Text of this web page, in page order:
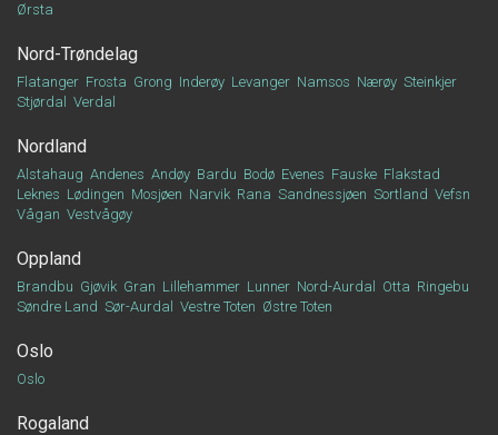
Ørsta
Nord-Trøndelag
Flatanger Frosta Grong Inderøy Levanger Namsos Nærøy Steinkjer
Stjørdal
Verdal
Nordland
Alstahaug Andenes Andøy Bardu Bodø Evenes Fauske Flakstad
Leknes Lødingen Mosjøen Narvik Rana Sandnessjøen Sortland Vefsn
Vågan Vestvågøy
Oppland
Brandbu Gjøvik Gran Lillehammer Lunner Nord-Aurdal Otta Ringebu
Søndre Land Sør-Aurdal Vestre Toten Østre Toten
Oslo
Oslo
Rogaland